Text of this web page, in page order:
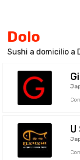
Dolo
Sushi a domicilio a
U